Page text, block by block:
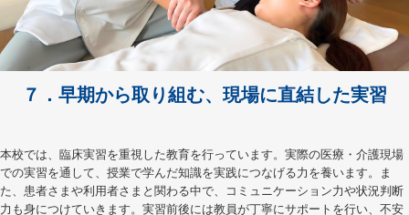
７．早期から取り組む、現場に直結した実習
本校では、臨床実習を重視した教育を行っています。実際の医療・介護現場
での実習を通して、授業で学んだ知識を実践につなげる力を養います。ま
た、患者さまや利用者さまと関わる中で、コミュニケーション力や状況判断
力も身につけていきます。実習前後には教員が丁寧にサポートを行い、不安